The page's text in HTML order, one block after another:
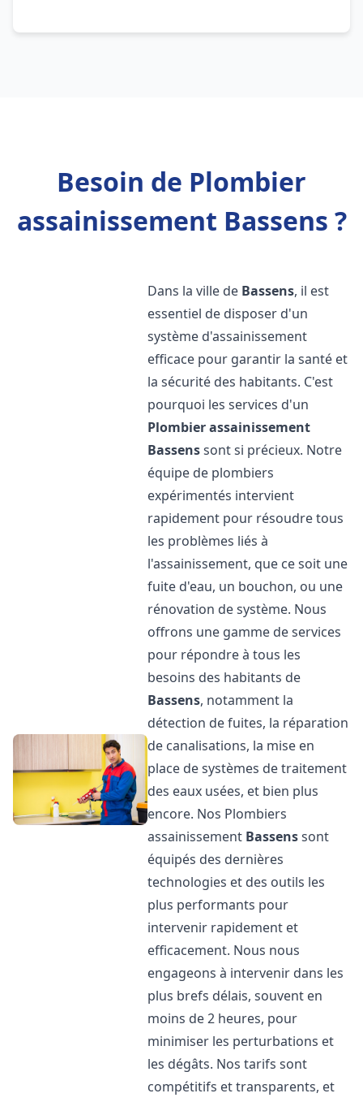
Besoin de Plombier
assainissement Bassens ?
Dans la ville de Bassens, il est
essentiel de disposer d'un
système d'assainissement
efficace pour garantir la santé et
la sécurité des habitants. C'est
pourquoi les services d'un
Plombier assainissement
Bassenssont si précieux. Notre
équipe de plombiers
expérimentés intervient
rapidement pour résoudre tous
les problèmes liés à
l'assainissement, que ce soit une
fuite d'eau, un bouchon, ou une
rénovation de système. Nous
offrons une gamme de services
pour répondre à tous les
besoins des habitants de
Bassens, notamment la
détection de fuites, la réparation
de canalisations, la mise en
place de systèmes de traitement
des eaux usées, et bien plus
encore. Nos Plombiers
assainissement Bassenssont
équipés des dernières
technologies et des outils les
plus performants pour
intervenir rapidement et
efficacement. Nous nous
engageons à intervenir dans les
plus brefs délais, souvent en
moins de 2 heures, pour
minimiser les perturbations et
les dégâts. Nos tarifs sont
compétitifs et transparents, et